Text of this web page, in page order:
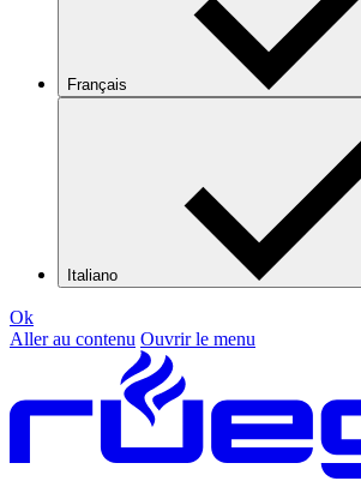
Français
Italiano
Ok
Aller au contenu Ouvrir le menu